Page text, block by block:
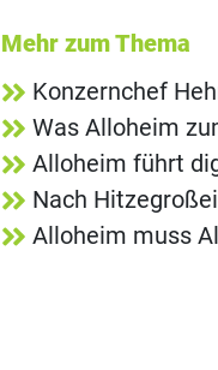
Mehr zum Thema
Konzernchef
Was Alloheim
Alloheim führt
Nach
Alloheim muss